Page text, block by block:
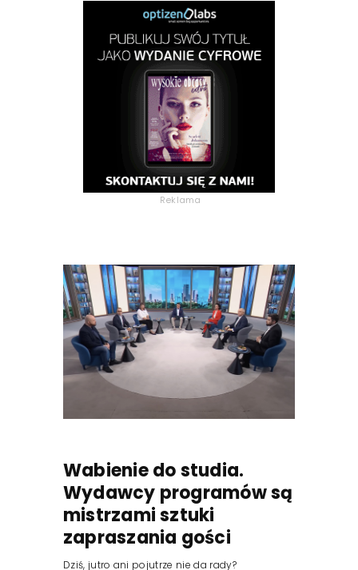
Reklama
Wabienie do studia.
Wydawcy programów są
mistrzami sztuki
zapraszania gości
Dziś, jutro ani pojutrze nie da rady?